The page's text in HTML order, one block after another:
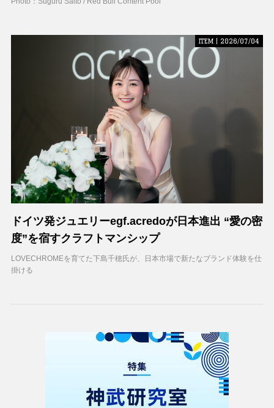
ITEM | 2026/07/04
ドイツ発ジュエリーegf.acredoが日本進出 “愛の密
度”を宿すクラフトマンシップ
LOVECHROMEを育てた下島千穂氏が、日本市場で新たなブランド体験を仕
掛ける